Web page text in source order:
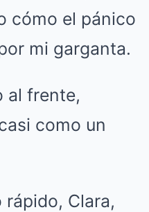
cómo el pánico
mi garganta.
al frente,
como un
Clara,